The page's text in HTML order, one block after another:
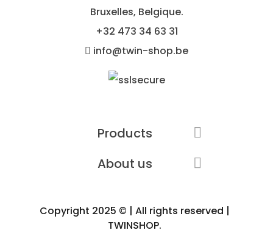
Bruxelles, Belgique.
+32 473 34 63 31
info@twin-shop.be
Products 
About us 
Copyright 2025 © | All rights reserved |
TWINSHOP.